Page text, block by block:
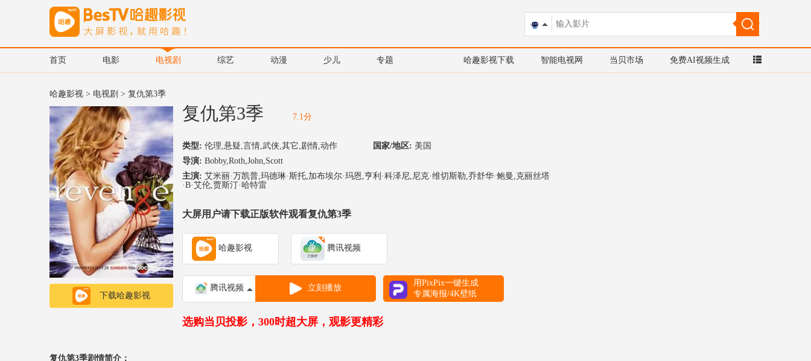
首页 电影 电视剧 综艺 动漫 少儿 专题 哈趣影视下载 智能电视网 当贝市场 免费AI视频生成
哈趣影视 > 电视剧 > 复仇第3季
下载哈趣影视
复仇第3季 7.1分
类型: 伦理,悬疑,言情,武侠,其它,剧情,动作 国家/地区: 美国
导演: Bobby,Roth,John,Scott
主演: 艾米丽·万凯普,玛德琳·斯托,加布埃尔·玛恩,亨利·科泽尼,尼克·维切斯勒,乔舒华·鲍曼,克丽丝塔
·B·艾伦,贾斯汀·哈特雷
大屏用户请下载正版软件观看复仇第3季
哈趣影视 腾讯视频
腾讯视频 立刻播放
用PixPix一键生成
专属海报/4K壁纸
选购当贝投影，300时超大屏，观影更精彩
复仇第3季剧情简介：